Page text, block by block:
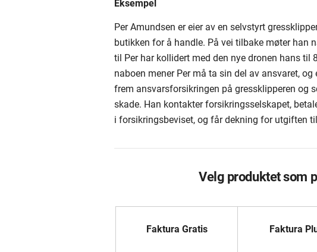
Eksempel
Per Amundsen er eier av en selvstyrt
butikken for å handle. På vei tilbake møter han
til Per har kollidert med den nye dronen hans til
naboen mener Per må ta sin del av ansvaret,
frem ansvarsforsikringen på gressklipperen og
skade. Han kontakter forsikringsselskapet,
i forsikringsbeviset, og får dekning for utgiften
Velg produktet som
Faktura Gratis Faktura